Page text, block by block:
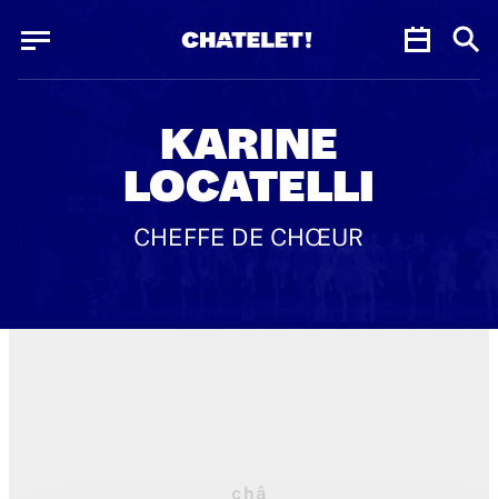
KARINE
LOCATELLI
CHEFFE DE CHŒUR